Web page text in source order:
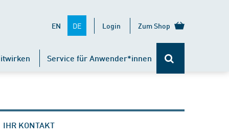
EN DE Login Zum Shop
Service für Anwender*innen
IHR KONTAKT